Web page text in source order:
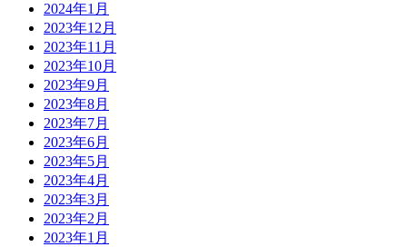
2024年1月
2023年12月
2023年11月
2023年10月
2023年9月
2023年8月
2023年7月
2023年6月
2023年5月
2023年4月
2023年3月
2023年2月
2023年1月